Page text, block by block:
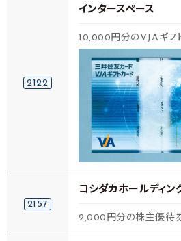
2122
インタースペース
10,000円分のVJAギフ
2157
コシダカホールディン
2,000円分の株主優待